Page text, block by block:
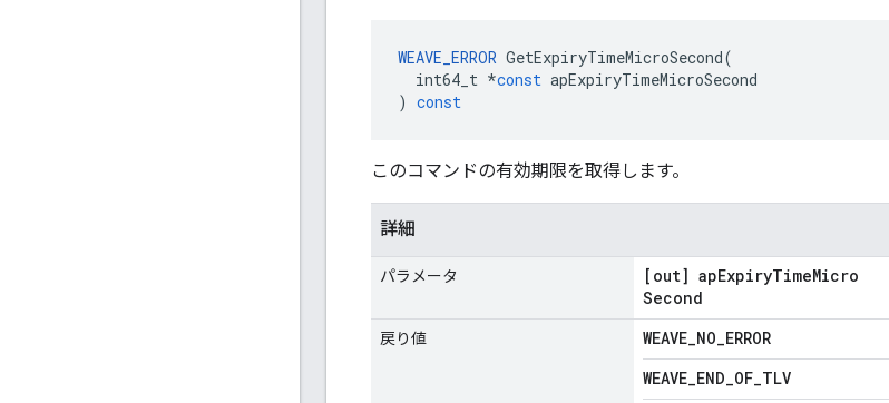
WEAVE_ERROR GetExpiryTimeMicroSecond(
int64_t *const apExpiryTimeMicroSecond
) const
このコマンドの有効期限を取得します。
詳細
パラメータ [out] apExpiryTimeMicro
Second
戻り値 WEAVE_NO_ERROR
WEAVE_END_OF_TLV